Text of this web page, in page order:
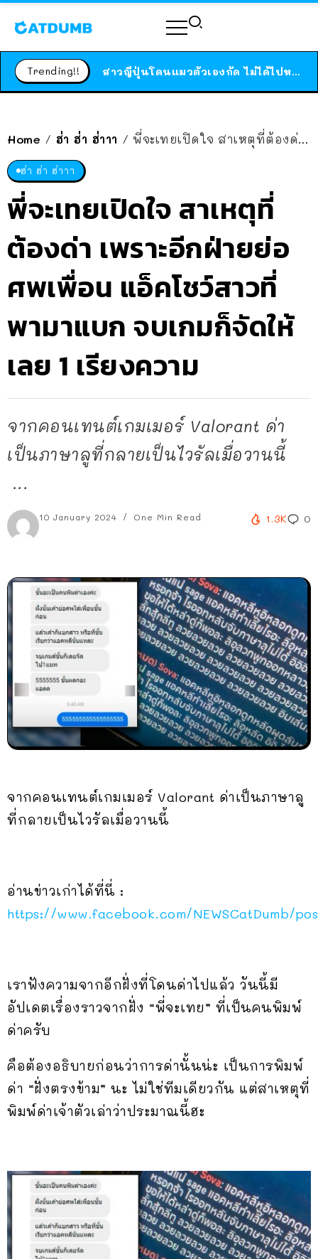
Trending!! ได้เวลาเด็กหนวดรวมตัว RF Online Next เปิดให้เล่นแล้ว เกม Sci-Fi MMORPG ระดับตำนาน เล่นได้ทั้งมือถือและ PC
Home / ฮ่า ฮ่า ฮ่าาา / พี่จะเทยเปิดใจ สาเหตุที่ต้องด่า เพราะอีกฝ่ายย่อศพเพื่อน แอ็คโชว์สาวที่พามาแบก จบเกมก็จัดให้เลย 1 เรียงความ
ฮ่า ฮ่า ฮ่าาา
พี่จะเทยเปิดใจ สาเหตุที่
ต้องด่า เพราะอีกฝ่ายย่อ
ศพเพื่อน แอ็คโชว์สาวที่
พามาแบก จบเกมก็จัดให้
เลย 1 เรียงความ
จากคอนเทนต์เกมเมอร์ Valorant ด่า
เป็นภาษาลูที่กลายเป็นไวรัลเมื่อวานนี้
...
10 January 2024 One Min Read 1.3K 0
จากคอนเทนต์เกมเมอร์ Valorant ด่าเป็นภาษาลู
ที่กลายเป็นไวรัลเมื่อวานนี้
อ่านข่าวเก่าได้ที่นี่ :
https://www.facebook.com/NEWSCatDumb/
เราฟังความจากอีกฝั่งที่โดนด่าไปแล้ว วันนี้มี
อัปเดตเรื่องราวจากฝั่ง “พี่จะเทย” ที่เป็นคนพิมพ์
ด่าครับ
คือต้องอธิบายก่อนว่าการด่านั้นน่ะ เป็นการพิมพ์
ด่า “ฝั่งตรงข้าม” นะ ไม่ใช่ทีมเดียวกัน แต่สาเหตุที่
พิมพ์ด่าเจ้าตัวเล่าว่าประมาณนี้ฮะ